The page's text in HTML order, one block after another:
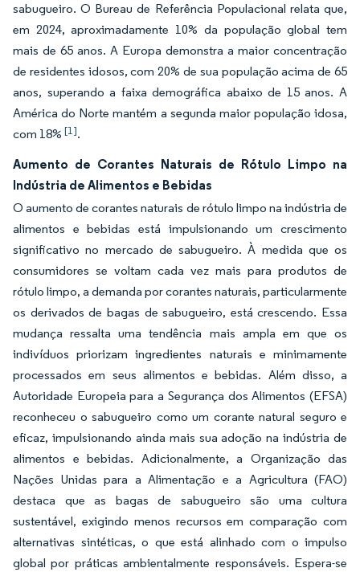
sabugueiro. O Bureau de Referência Populacional relata que,
em 2024, aproximadamente 10% da população global tem
mais de 65 anos. A Europa demonstra a maior concentração
de residentes idosos, com 20% de sua população acima de 65
anos, superando a faixa demográfica abaixo de 15 anos. A
América do Norte mantém a segunda maior população idosa,
com 18% [1].
Aumento de Corantes Naturais de Rótulo Limpo na
Indústria de Alimentos e Bebidas
O aumento de corantes naturais de rótulo limpo na indústria de
alimentos e bebidas está impulsionando um crescimento
significativo no mercado de sabugueiro. À medida que os
consumidores se voltam cada vez mais para produtos de
rótulo limpo, a demanda por corantes naturais, particularmente
os derivados de bagas de sabugueiro, está crescendo. Essa
mudança ressalta uma tendência mais ampla em que os
indivíduos priorizam ingredientes naturais e minimamente
processados em seus alimentos e bebidas. Além disso, a
Autoridade Europeia para a Segurança dos Alimentos (EFSA)
reconheceu o sabugueiro como um corante natural seguro e
eficaz, impulsionando ainda mais sua adoção na indústria de
alimentos e bebidas. Adicionalmente, a Organização das
Nações Unidas para a Alimentação e a Agricultura (FAO)
destaca que as bagas de sabugueiro são uma cultura
sustentável, exigindo menos recursos em comparação com
alternativas sintéticas, o que está alinhado com o impulso
global por práticas ambientalmente responsáveis. Espera-se